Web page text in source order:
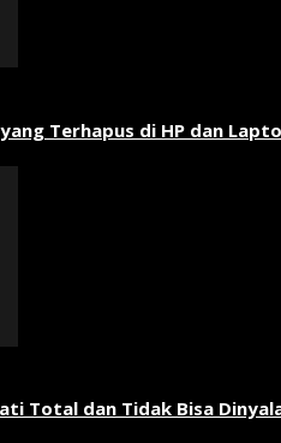
Terhapus di HP dan
Total dan Tidak Bisa